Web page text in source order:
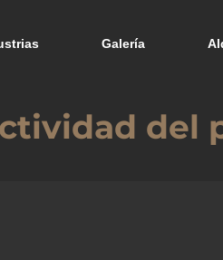
Galería
del